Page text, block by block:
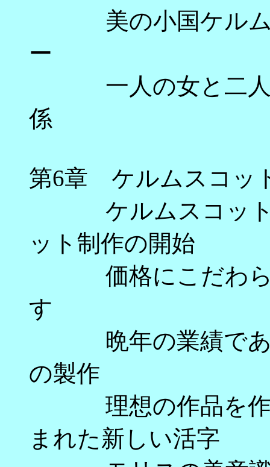
美の小国ケルム
ー
一人の女と二人
係
第6章 ケルムスコッ
ケルムスコット･
ット制作の
価格にこだわら
す
晩年の業績であ
の製
理想の作品を作る
まれた新しい活